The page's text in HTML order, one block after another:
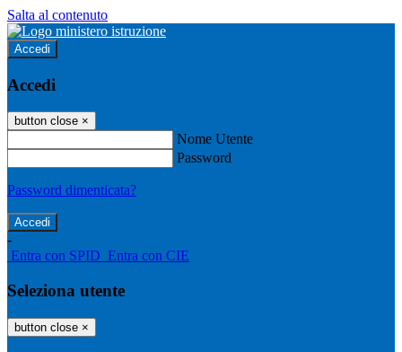
Salta al contenuto
Accedi
Accedi
button close ×
Nome Utente
Password
Password dimenticata?
-
Entra con SPID Entra con CIE
Seleziona utente
button close ×